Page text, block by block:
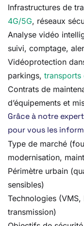
Infrastructures de
4G/5G, réseaux
Analyse vidéo
suivi, comptage,
Vidéoprotection
parkings, transports
Contrats de
d’équipements et
Grâce à notre
pour vous les
Type de marché
modernisation,
Périmètre urbain
sensibles)
Technologies
transmission)